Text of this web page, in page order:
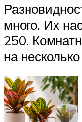
много. Их
250.
на